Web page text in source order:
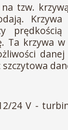
tzw.
Ta krzywa w
24 V -